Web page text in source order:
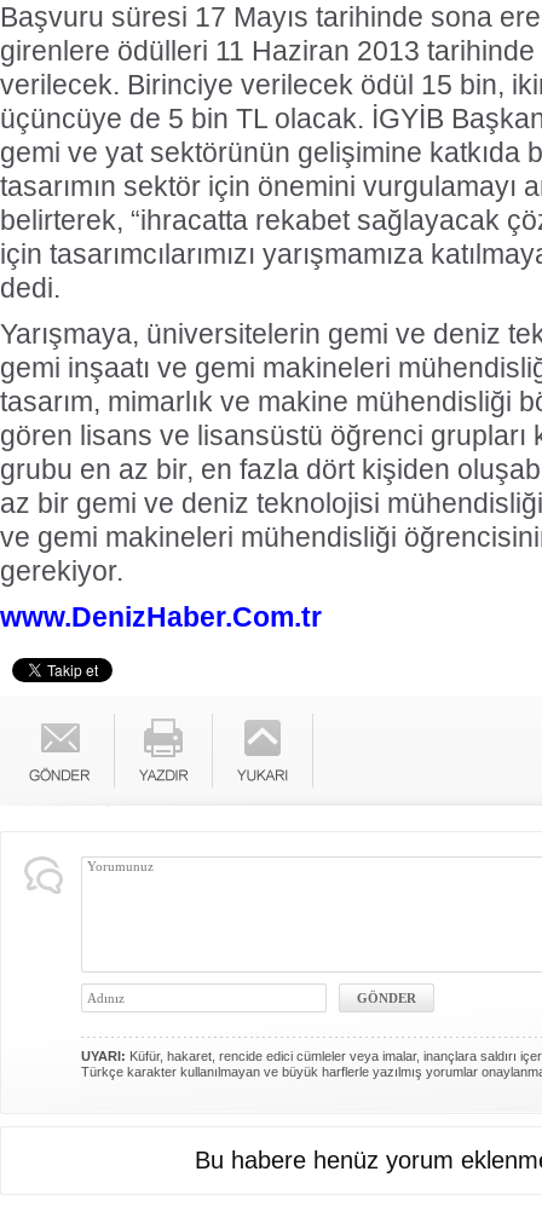
Başvuru süresi 17 Mayıs tarihinde sona
girenlere ödülleri 11 Haziran 2013
verilecek. Birinciye verilecek ödül 15 bin,
üçüncüye de 5 bin TL olacak. İGYİB
gemi ve yat sektörünün gelişimine katkıda
tasarımın sektör için önemini vurgulamayı
belirterek, “ihracatta rekabet sağlayacak
için tasarımcılarımızı yarışmamıza
dedi.
Yarışmaya, üniversitelerin gemi ve deniz
gemi inşaatı ve gemi makineleri
tasarım, mimarlık ve makine mühendisliği
gören lisans ve lisansüstü öğrenci grupları
grubu en az bir, en fazla dört kişiden
az bir gemi ve deniz teknolojisi
ve gemi makineleri mühendisliği
gerekiyor.
www.DenizHaber.Com.tr
UYARI: Küfür, hakaret, rencide edici cümleler veya imalar, inançlara saldırı
Türkçe karakter kullanılmayan ve büyük harflerle yazılmış yorumlar
Bu habere henüz yorum